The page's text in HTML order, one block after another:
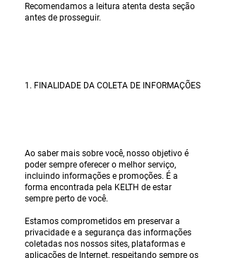
Recomendamos a leitura atenta desta seção
antes de prosseguir.
1. FINALIDADE DA COLETA DE INFORMAÇÕES
Ao saber mais sobre você, nosso objetivo é
poder sempre oferecer o melhor serviço,
incluindo informações e promoções. É a
forma encontrada pela KELTH de estar
sempre perto de você.
Estamos comprometidos em preservar a
privacidade e a segurança das informações
coletadas nos nossos sites, plataformas e
aplicações de Internet, respeitando sempre os